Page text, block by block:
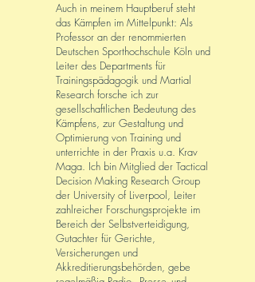
Auch in meinem Hauptberuf steht
das Kämpfen im Mittelpunkt: Als
Professor an der renommierten
Deutschen Sporthochschule Köln und
Leiter des Departments für
Trainingspädagogik und Martial
Research forsche ich zur
gesellschaftlichen Bedeutung des
Kämpfens, zur Gestaltung und
Optimierung von Training und
unterrichte in der Praxis u.a. Krav
Maga. Ich bin Mitglied der Tactical
Decision Making Research Group
der University of Liverpool, Leiter
zahlreicher Forschungsprojekte im
Bereich der Selbstverteidigung,
Gutachter für Gerichte,
Versicherungen und
Akkreditierungsbehörden, gebe